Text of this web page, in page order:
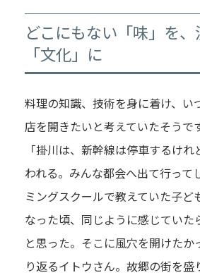
どこにもない「味」を、
「文化」に
料理の知識、技術を身に着け、い
店を開きたいと考えていたそうです
「掛川は、新幹線は停車するけ
われる。みんな都会へ出て行って
ミングスクールで教えていた子ど
なった頃、同じように感じていた
と思った。そこに風穴を開けた
り返るイトウさん。故郷の街を盛